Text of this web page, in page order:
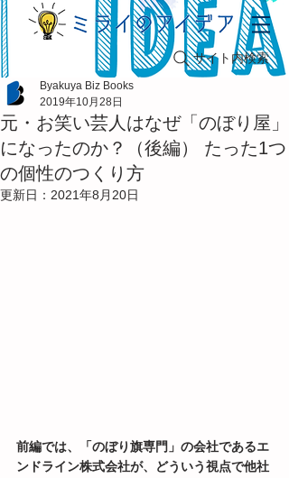
サイト内検索
元・お笑い芸人はなぜ「のぼり屋」
になったのか？（後編） たった1つ
の個性のつくり方
Byakuya Biz Books
2019年10月28日
更新日： 2021年8月20日
前編では、「のぼり旗専門」の会社であるエ
ンドライン株式会社が、どういう視点で他社